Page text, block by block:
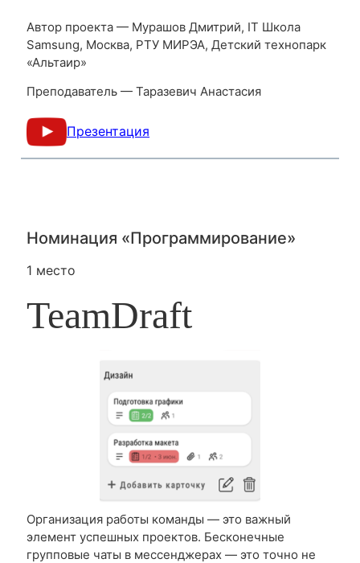
Автор проекта — Мурашов Дмитрий, IT Школа
Samsung, Москва, РТУ МИРЭА, Детский технопарк
«Альтаир»
Преподаватель — Таразевич Анастасия
Презентация
Номинация «Программирование»
1 место
TeamDraft
Организация работы команды — это важный
элемент успешных проектов. Бесконечные
групповые чаты в мессенджерах — это точно не